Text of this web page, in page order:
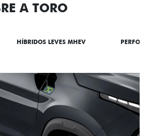
A TORO
HÍBRIDOS LEVES MHEV